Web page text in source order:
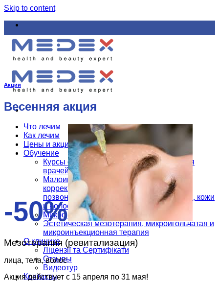
Skip to content
Что лечим
Как лечим
Цены и акции
Обучение
Курсы обучения мануальной терапии для
врачей и реабилитологов
Малоинвазивные методы эстетической
коррекции, омоложения, лечения
позвоночника, суставов, сосудов, нервов, кожи
и волос
Микро инъекционная терапия
Эстетическая мезотерапия, микроигольчатая и
микроинъекционная терапия
О клинике
Ліцензії та Сертифікати
Отзывы
Видеотур
Контакты
Акции
Весенняя акция
-50%
Мезотерапия (ревитализация)
лица, тела, волос
Акция действует c 15 апреля по 31 мая!